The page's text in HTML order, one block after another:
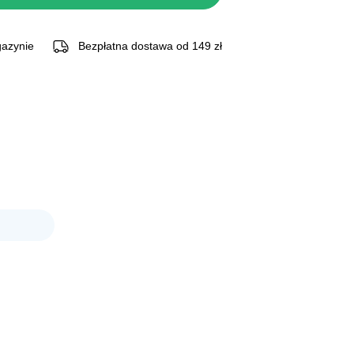
Bezpłatna dostawa od 149 zł